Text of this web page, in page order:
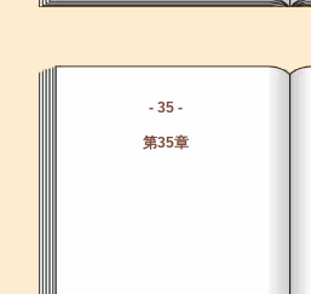
- 35 -
第35章